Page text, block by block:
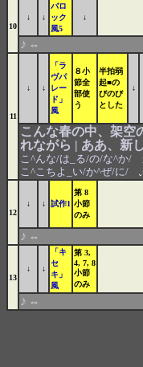
10
↓ ↓
バロ
ック
風5
↓
♪ ⇔
11
↓ ↓
「ラ
ヴパ
レー
ド」
風
８小
節全
部使
う
半拍弱
起■の
びのび
とした
↓
こんな春の中、架空
れながら | ああ、新
こ^んな/は_る/の/な^か/
こ^こちよ_い/か^ぜ/に/
12
↓ ↓ 試作1
第 8
小節
のみ
♪ ⇔
13
↓ ↓
「キ
セ
キ」
風
第 3,
4, 7, 8
小節
のみ
♪ ⇔